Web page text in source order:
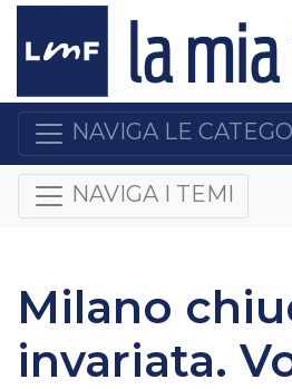
NAVIGA LE
NAVIGA I TEMI
Milano
invariata.